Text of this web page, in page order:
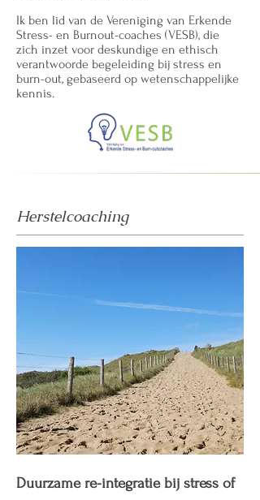
Ik ben lid van de Vereniging van Erkende
Stress- en Burnout-coaches (VESB), die
zich inzet voor deskundige en ethisch
verantwoorde begeleiding bij stress en
burn-out, gebaseerd op wetenschappelijke
kennis.
Herstelcoaching
Duurzame re-integratie bij stress of